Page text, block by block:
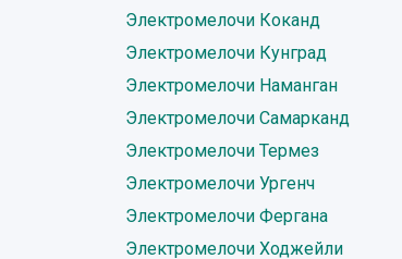
Электромелочи Коканд
Электромелочи Кунград
Электромелочи Наманган
Электромелочи Самарканд
Электромелочи Термез
Электромелочи Ургенч
Электромелочи Фергана
Электромелочи Ходжейли